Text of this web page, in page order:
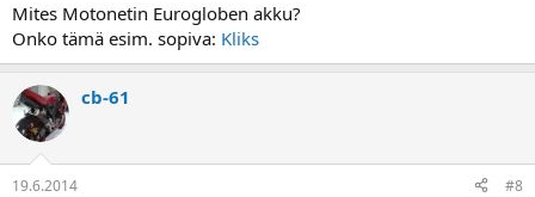
Mites Motonetin Eurogloben akku?
Onko tämä esim. sopiva: Kliks
cb-61
19.6.2014 #8